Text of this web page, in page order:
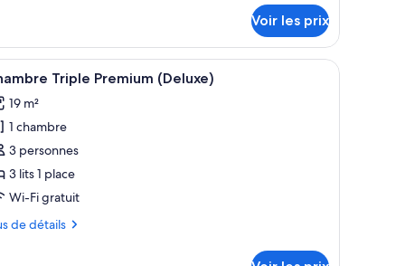
Voir les prix
fer et planche à repasser
:
Une chambre d’hôtel avec deux lits, un
7 Triple Premium (Deluxe)
19 m²
1 chambre
3 personnes
3 lits 1 place
Wi-Fi gratuit
de détails